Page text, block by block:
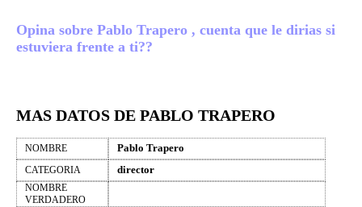
Opina sobre Pablo Trapero , cuenta que le dirias si
estuviera frente a ti??
MAS DATOS DE PABLO TRAPERO
NOMBRE Pablo Trapero
CATEGORIA director
NOMBRE
VERDADERO